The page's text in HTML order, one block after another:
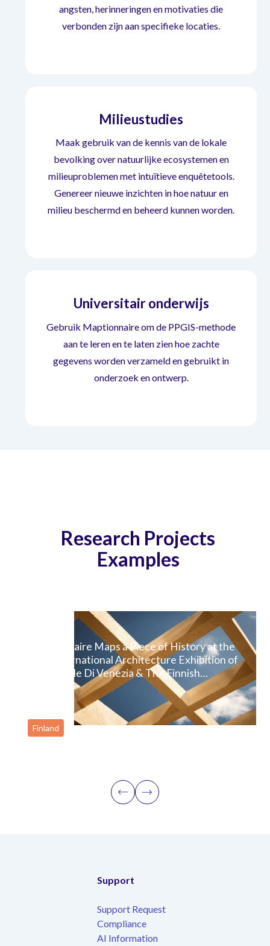
Stedenbouwkundige studies
angsten, herinneringen en motivaties die
verbonden zijn aan specifieke locaties.
Milieustudies
Milieustudies
Maak gebruik van de kennis van de lokale
bevolking over natuurlijke ecosystemen en
milieuproblemen met intuïtieve enquêtetools.
Genereer nieuwe inzichten in hoe natuur en
milieu beschermd en beheerd kunnen worden.
Universitair onderwijs
Universitair onderwijs
Gebruik Maptionnaire om de PPGIS-methode
aan te leren en te laten zien hoe zachte
gegevens worden verzameld en gebruikt in
onderzoek en ontwerp.
Research Projects
Examples
Maptionnaire Maps a Piece of History at the
17th International Architecture Exhibition of
La Biennale Di Venezia & The Finnish
Museum of Architecture
Finland
Support
Support Request
Compliance
AI Information